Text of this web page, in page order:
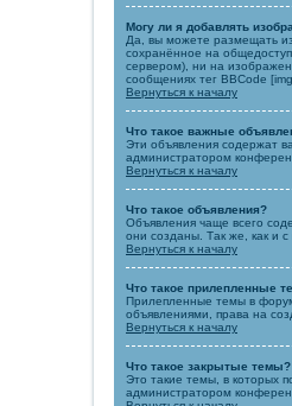
Могу ли я добавлять
Да, вы можете размещать
сохранённое на
сервером), ни на
сообщениях тег BBCode
Вернуться к началу
Что такое важные
Эти объявления содержат
администратором
Вернуться к началу
Что такое объявления?
Объявления чаще всего
они созданы. Так же, как и
Вернуться к началу
Что такое прилепленные
Прилепленные темы в
объявлениями, права на
Вернуться к началу
Что такое закрытые темы?
Это такие темы, в которых
администратором